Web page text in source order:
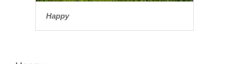
Happy